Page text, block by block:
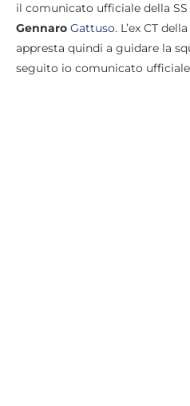
il comunicato ufficiale della SS
Gennaro Gattuso. L’ex CT
appresta quindi a guidare la
seguito io comunicato